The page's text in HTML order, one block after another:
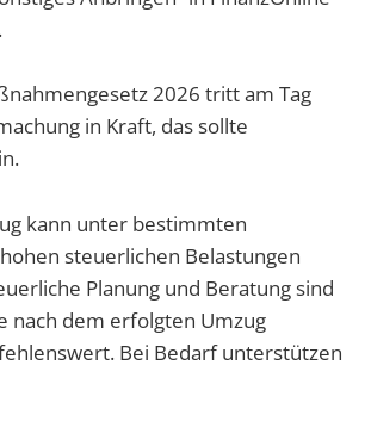
2026 tritt am Tag
in Kraft, das sollte
kann unter bestimmten
steuerlichen Belastungen
Planung und Beratung sind
nach dem erfolgten Umzug
Bei Bedarf unterstützen